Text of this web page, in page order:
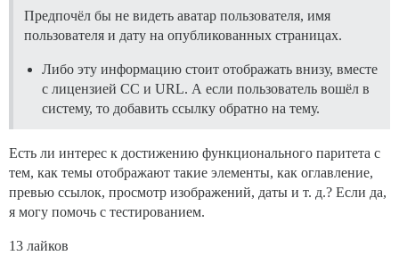
Предпочёл бы не видеть аватар пользователя, имя
пользователя и дату на опубликованных страницах.
Либо эту информацию стоит отображать внизу, вместе
с лицензией CC и URL. А если пользователь вошёл в
систему, то добавить ссылку обратно на тему.
Есть ли интерес к достижению функционального паритета с
тем, как темы отображают такие элементы, как оглавление,
превью ссылок, просмотр изображений, даты и т. д.? Если да,
я могу помочь с тестированием.
13 лайков